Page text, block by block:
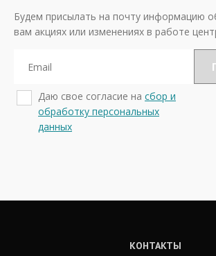
Будем присылать на почту информацию
вам акциях или изменениях в работе
Даю свое согласие на сбор и
обработку персональных
данных
КОНТАКТЫ